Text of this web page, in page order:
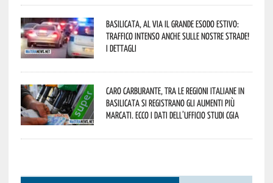
Basilicata, al via il grande esodo estivo:
traffico intenso anche sulle nostre strade!
I dettagli
Caro carburante, tra le regioni italiane in
Basilicata si registrano gli aumenti più
marcati. Ecco i dati dell’Ufficio studi CGIA